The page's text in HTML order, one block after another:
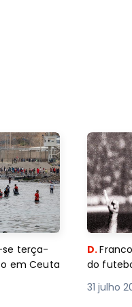
se terça-
em Ceuta
D.
do
31 julho